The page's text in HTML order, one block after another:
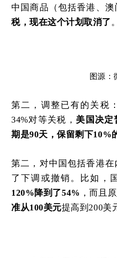
中国商品（包括香港、
税，现在这个计划取消了 。
图源：
第二，调整已有的关税
34%对等关税， 美国决定
期是90天，保留剩下10%
第二， 对中国包括香港
了下调或撤销。比如，
120%降到了54% ，而且
准从100美元提高到200美